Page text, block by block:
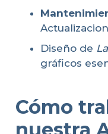
Diseño de
gráficos
Cómo